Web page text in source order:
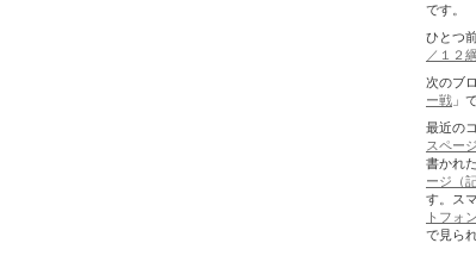
です。
ひとつ
／１２
次のブ
ー戦 」
最近の
スページ
書かれ
ージ（
す。ス
トフォ
で見ら